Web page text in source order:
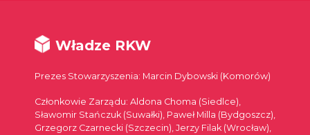
Władze RKW
Prezes Stowarzyszenia: Marcin Dybowski (Komorów)
Członkowie Zarządu: Aldona Choma (Siedlce),
Sławomir Stańczuk (Suwałki), Paweł Milla (Bydgoszcz),
Grzegorz Czarnecki (Szczecin), Jerzy Filak (Wrocław),